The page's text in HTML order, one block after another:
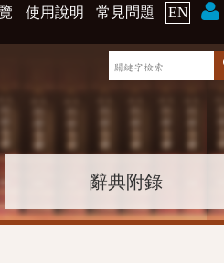
使用說明 常見問題 EN
辭典附錄